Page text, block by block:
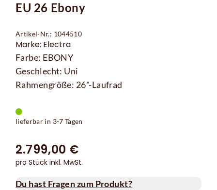
EU 26 Ebony
Artikel-Nr.: 1044510
Marke: Electra
Farbe: EBONY
Geschlecht: Uni
Rahmengröße: 26"-Laufrad
lieferbar in 3-7 Tagen
2.799,00 €
pro Stück inkl. MwSt.
Du hast Fragen zum Produkt?